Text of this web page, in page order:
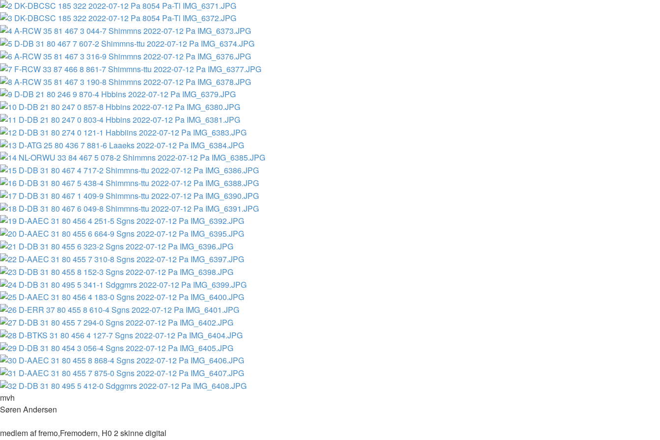
mvh
Søren Andersen
medlem af fremo,Fremodern, H0 2 skinne digital